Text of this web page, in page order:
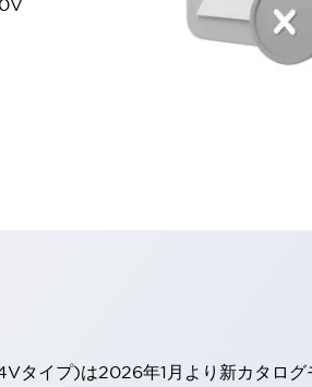
タイプ)は2026年1月より新カタロ